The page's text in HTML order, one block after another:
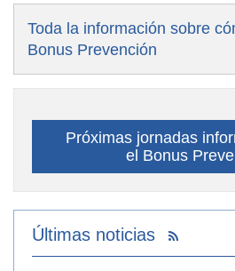
Toda la información sobre
Bonus Prevención
Próximas jornadas
el Bonus
Últimas noticias